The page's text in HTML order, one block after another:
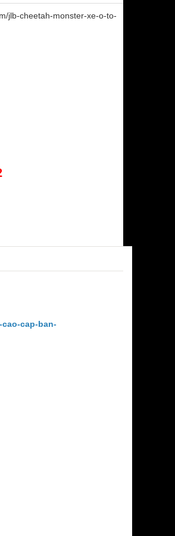
jlb-cheetah-monster-xe-o-to-
cap-ban-